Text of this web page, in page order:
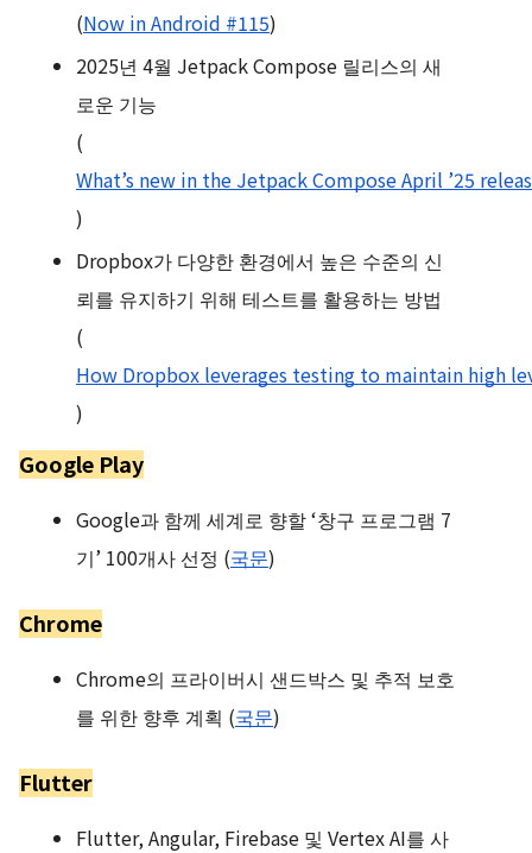
(Now in Android #115)
2025년 4월 Jetpack Compose 릴리스의 새
로운 기능
(
What’s new in the Jetpack Compose April ’25
)
Dropbox가 다양한 환경에서 높은 수준의 신
뢰를 유지하기 위해 테스트를 활용하는 방법
(
How Dropbox leverages testing to maintain high
)
Google Play
Google과 함께 세계로 향할 ‘창구 프로그램 7
기’ 100개사 선정 (국문)
Chrome
Chrome의 프라이버시 샌드박스 및 추적 보호
를 위한 향후 계획 (국문)
Flutter
Flutter, Angular, Firebase 및 Vertex AI를 사